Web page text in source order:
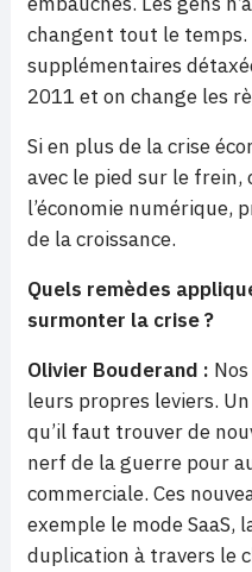
changent tout le temps.
supplémentaires
2011 et on change les
Si en plus de la crise
avec le pied sur le frein,
l’économie numérique,
de la croissance.
Quels remèdes
surmonter la crise ?
Olivier Bouderand :
leurs propres leviers.
qu’il faut trouver de
nerf de la guerre pour
commerciale. Ces
exemple le mode
duplication à travers le